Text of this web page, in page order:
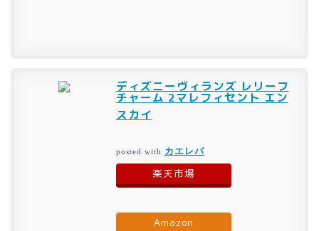
ディズニーヴィランズ レリーフ
チャーム 2マレフィセント エン
スカイ
posted with カエレバ
楽天市場
Amazon